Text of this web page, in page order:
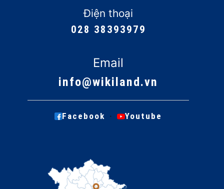
Điện thoại
028 38393979
Email
info@wikiland.vn
Facebook · Youtube